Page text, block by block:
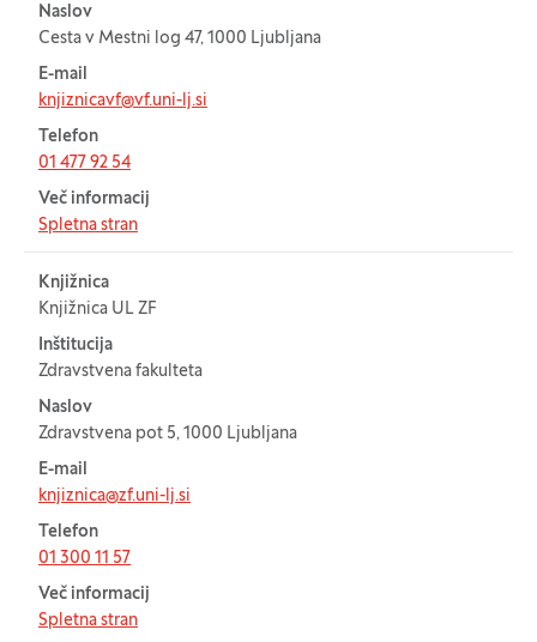
Naslov
Cesta v Mestni log 47, 1000 Ljubljana
E-mail
knjiznicavf@vf.uni-lj.si
Telefon
01 477 92 54
Več informacij
Spletna stran
Knjižnica
Knjižnica UL ZF
Inštitucija
Zdravstvena fakulteta
Naslov
Zdravstvena pot 5, 1000 Ljubljana
E-mail
knjiznica@zf.uni-lj.si
Telefon
01 300 11 57
Več informacij
Spletna stran